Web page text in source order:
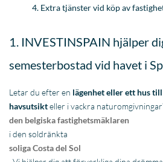
i den soldränkta
erfarenhetför professionell,
köpprocessen, såväl som efteråt. Vi kan
allt en förkärlek för denna attraktiva
nödvändiga omfattande erfarenheten.
INVESTINSPAIN är en godkänd
. Detta innebär att vi står under tillsyn av